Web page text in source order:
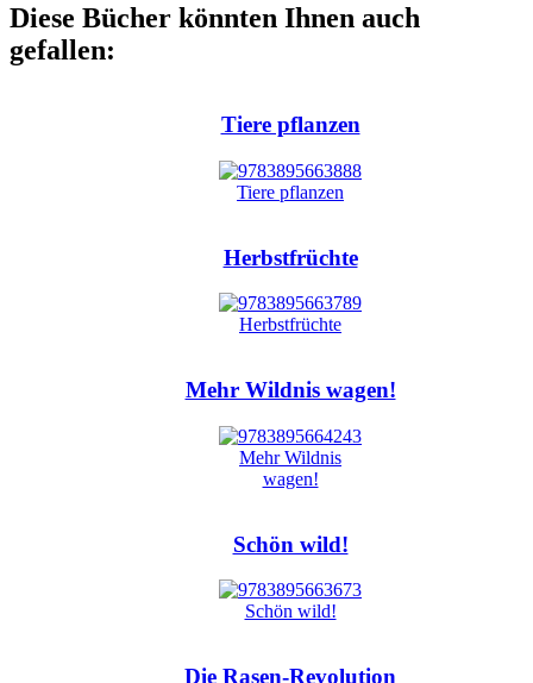
Diese Bücher könnten Ihnen auch
gefallen:
Tiere pflanzen
Herbstfrüchte
Mehr Wildnis wagen!
Schön wild!
Die Rasen-Revolution